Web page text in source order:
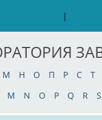
|
М Н О П Р С
Т
M N O P Q R S